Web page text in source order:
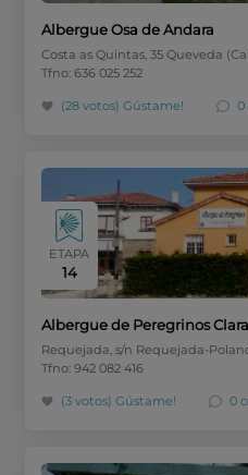
Albergue Osa de Andara
Costa as Quintas, 35 Queveda
Tfno: 636 025 252
(28 votos)Gústame! 0
ETAPA
14
Albergue de Peregrinos
Requejada, s/n Requejada-
Tfno: 942 082 416
(3 votos)Gústame! 0